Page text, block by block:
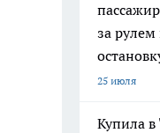
за рулем
25 июля
Купила